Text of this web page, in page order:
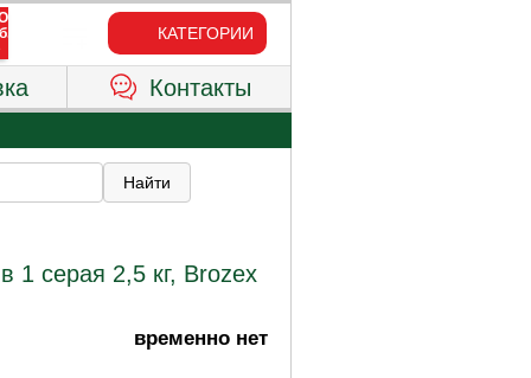
КАТЕГОРИИ
Контакты
1 серая 2,5 кг, Brozex
временно нет